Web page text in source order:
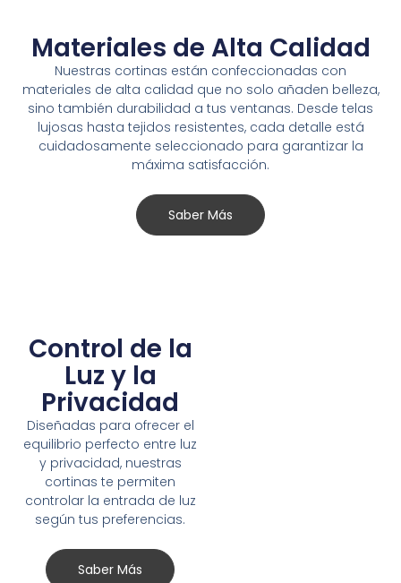
Materiales de Alta Calidad
Nuestras cortinas están confeccionadas con
materiales de alta calidad que no solo añaden belleza,
sino también durabilidad a tus ventanas. Desde telas
lujosas hasta tejidos resistentes, cada detalle está
cuidadosamente seleccionado para garantizar la
máxima satisfacción.
Saber Más
Control de la
Luz y la
Privacidad
Diseñadas para ofrecer el
equilibrio perfecto entre luz
y privacidad, nuestras
cortinas te permiten
controlar la entrada de luz
según tus preferencias.
Saber Más